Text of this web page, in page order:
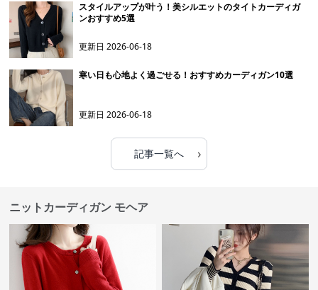
スタイルアップが叶う！美シルエットのタイトカーディガ
ンおすすめ5選
更新日2026-06-18
寒い日も心地よく過ごせる！おすすめカーディガン10選
更新日2026-06-18
記事一覧へ ›
ニットカーディガン モヘア